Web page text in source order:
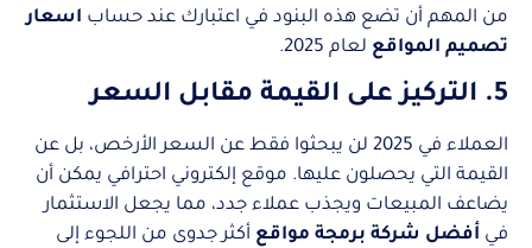
من المهم أن تضع هذه البنود في اعتبارك عند حساب اسعار
تصميم المواقع لعام 2025.
5. التركيز على القيمة مقابل السعر
العملاء في 2025 لن يبحثوا فقط عن السعر الأرخص، بل عن
القيمة التي يحصلون عليها. موقع إلكتروني احترافي يمكن أن
يضاعف المبيعات ويجذب عملاء جدد، مما يجعل الاستثمار
في أفضل شركة برمجة مواقع أكثر جدوى من اللجوء إلى